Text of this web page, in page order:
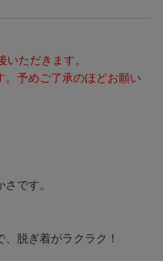
ただきます。
予めご了承のほどお願い
です。
脱ぎ着がラクラク！